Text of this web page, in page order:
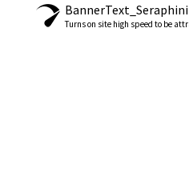
Turns on site high speed to be